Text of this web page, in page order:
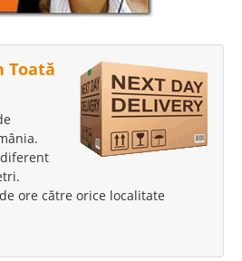
Toată
ore către orice localitate